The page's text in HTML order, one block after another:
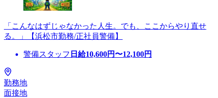
「こんなはずじゃなかった人生。でも、ここからやり直せ
る。」【浜松市勤務/正社員警備】
警備スタッフ 日給10,600円〜12,100円
勤務地
面接地